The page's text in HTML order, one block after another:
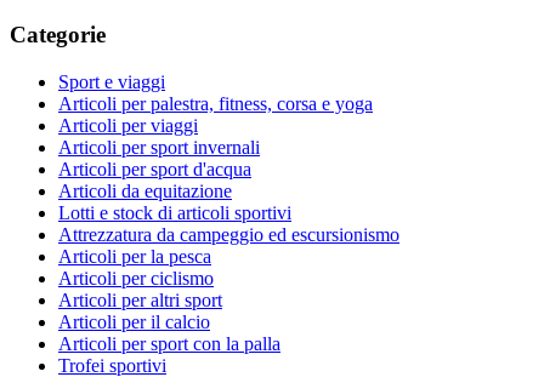
Categorie
Sport e viaggi
Articoli per palestra, fitness, corsa e yoga
Articoli per viaggi
Articoli per sport invernali
Articoli per sport d'acqua
Articoli da equitazione
Lotti e stock di articoli sportivi
Attrezzatura da campeggio ed escursionismo
Articoli per la pesca
Articoli per ciclismo
Articoli per altri sport
Articoli per il calcio
Articoli per sport con la palla
Trofei sportivi